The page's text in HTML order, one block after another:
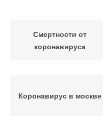
Смертности от
коронавируса
Коронавирус в москве